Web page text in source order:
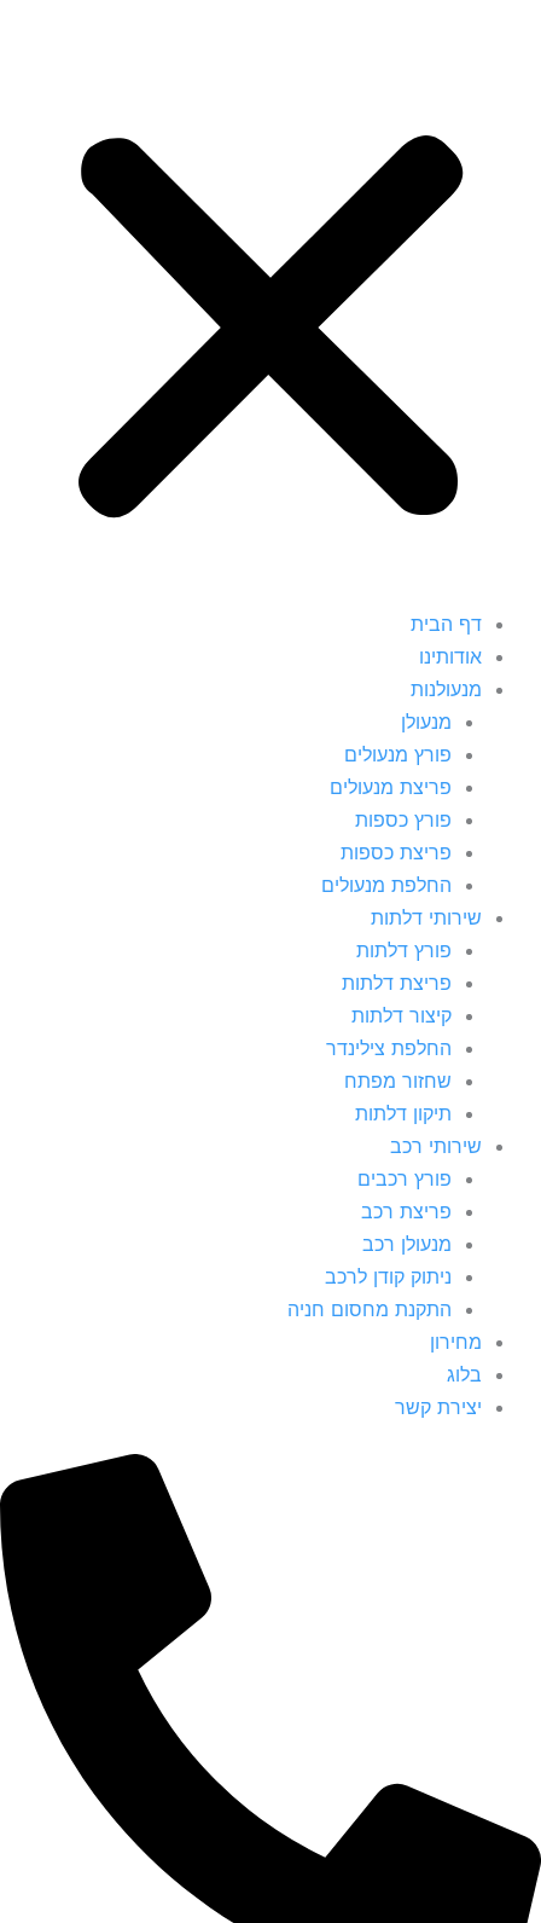
דף הבית
אודותינו
מנעולנות
מנעולן
פורץ מנעולים
פריצת מנעולים
פורץ כספות
פריצת כספות
החלפת מנעולים
שירותי דלתות
פורץ דלתות
פריצת דלתות
קיצור דלתות
החלפת צילינדר
שחזור מפתח
תיקון דלתות
שירותי רכב
פורץ רכבים
פריצת רכב
מנעולן רכב
ניתוק קודן לרכב
התקנת מחסום חניה
מחירון
בלוג
יצירת קשר